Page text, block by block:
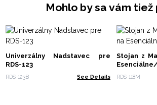
Mohlo by sa vám tiež
Univerzálny Nadstavec pre
RDS-123
RDS-123B See Details
Stojan z
RDS-118M